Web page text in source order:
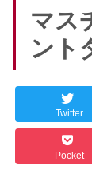
マス
ント
Twitter
Pocket